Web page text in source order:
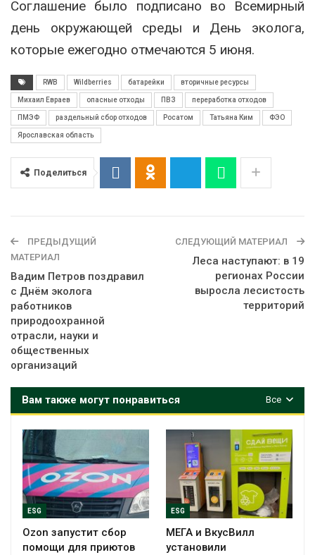
Соглашение было подписано во Всемирный
день окружающей среды и День эколога,
которые ежегодно отмечаются 5 июня.
RWB Wildberries батарейки вторичные ресурсы
Михаил Евраев опасные отходы ПВЗ переработка отходов
ПМЭФ раздельный сбор отходов Росатом Татьяна Ким ФЭО
Ярославская область
Поделиться
ПРЕДЫДУЩИЙ
МАТЕРИАЛ
Вадим Петров поздравил
с Днём эколога
работников
природоохранной
отрасли, науки и
общественных
организаций
СЛЕДУЮЩИЙ МАТЕРИАЛ
Леса наступают: в 19
регионах России
выросла лесистость
территорий
Все
Вам также могут понравиться
ESG
Ozon запустит сбор
помощи для приютов
ESG
МЕГА и ВкусВилл
установили